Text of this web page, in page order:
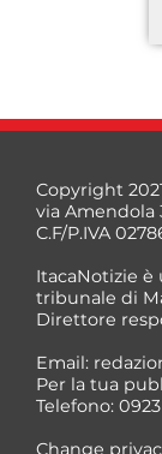
*
Copyright
via Amendola
C.F/P.IVA
ItacaNotizie è
tribunale di
Direttore
Email:
Per la tua
Telefono: 0923
Change